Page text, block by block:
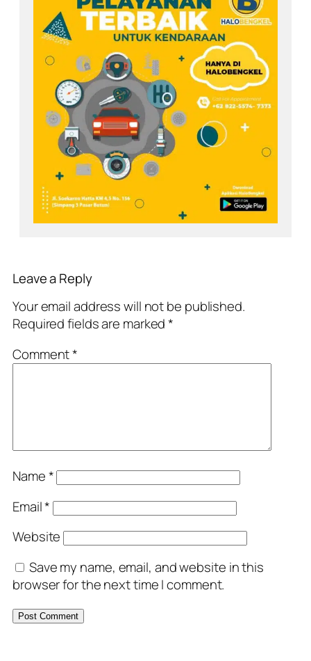
Leave a Reply
Your email address will not be published.
Required fields are marked*
Comment*
Name*
Email*
Website
Save my name, email, and website in this
browser for the next time I comment.